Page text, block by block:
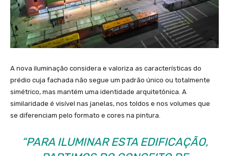
A nova iluminação considera e valoriza as características do
prédio cuja fachada não segue um padrão único ou totalmente
simétrico, mas mantém uma identidade arquitetônica. A
similaridade é visível nas janelas, nos toldos e nos volumes que
se diferenciam pelo formato e cores na pintura.
“PARA ILUMINAR ESTA EDIFICAÇÃO,